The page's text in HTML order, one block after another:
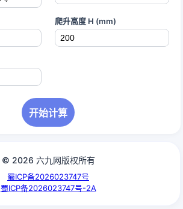
爬升高度 H (mm)
开始计算
© 2026 六九网版权所有
蜀ICP备2026023747号
蜀ICP备2026023747号-2A